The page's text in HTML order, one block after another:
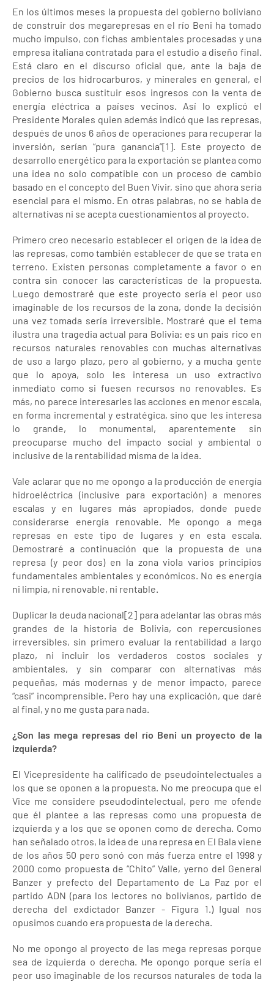
En los últimos meses la propuesta del gobierno boliviano
de construir dos megarepresas en el río Beni ha tomado
mucho impulso, con fichas ambientales procesadas y una
empresa italiana contratada para el estudio a diseño final.
Está claro en el discurso oficial que, ante la baja de
precios de los hidrocarburos, y minerales en general, el
Gobierno busca sustituir esos ingresos con la venta de
energía eléctrica a países vecinos. Así lo explicó el
Presidente Morales quien además indicó que las represas,
después de unos 6 años de operaciones para recuperar la
inversión, serían “pura ganancia”[1]. Este proyecto de
desarrollo energético para la exportación se plantea como
una idea no solo compatible con un proceso de cambio
basado en el concepto del Buen Vivir, sino que ahora sería
esencial para el mismo. En otras palabras, no se habla de
alternativas ni se acepta cuestionamientos al proyecto.
Primero creo necesario establecer el origen de la idea de
las represas, como también establecer de que se trata en
terreno. Existen personas completamente a favor o en
contra sin conocer las características de la propuesta.
Luego demostraré que este proyecto sería el peor uso
imaginable de los recursos de la zona, donde la decisión
una vez tomada sería irreversible. Mostraré que el tema
ilustra una tragedia actual para Bolivia: es un país rico en
recursos naturales renovables con muchas alternativas
de uso a largo plazo, pero al gobierno, y a mucha gente
que lo apoya, solo les interesa un uso extractivo
inmediato como si fuesen recursos no renovables. Es
más, no parece interesarles las acciones en menor escala,
en forma incremental y estratégica, sino que les interesa
lo grande, lo monumental, aparentemente sin
preocuparse mucho del impacto social y ambiental o
inclusive de la rentabilidad misma de la idea.
Vale aclarar que no me opongo a la producción de energía
hidroeléctrica (inclusive para exportación) a menores
escalas y en lugares más apropiados, donde puede
considerarse energía renovable. Me opongo a mega
represas en este tipo de lugares y en esta escala.
Demostraré a continuación que la propuesta de una
represa (y peor dos) en la zona viola varios principios
fundamentales ambientales y económicos. No es energía
ni limpia, ni renovable, ni rentable.
Duplicar la deuda nacional[2] para adelantar las obras más
grandes de la historia de Bolivia, con repercusiones
irreversibles, sin primero evaluar la rentabilidad a largo
plazo, ni incluir los verdaderos costos sociales y
ambientales, y sin comparar con alternativas más
pequeñas, más modernas y de menor impacto, parece
“casi” incomprensible. Pero hay una explicación, que daré
al final, y no me gusta para nada.
¿Son las mega represas del río Beni un proyecto de la
izquierda?
El Vicepresidente ha calificado de pseudointelectuales a
los que se oponen a la propuesta. No me preocupa que el
Vice me considere pseudodintelectual, pero me ofende
que él plantee a las represas como una propuesta de
izquierda y a los que se oponen como de derecha. Como
han señalado otros, la idea de una represa en El Bala viene
de los años 50 pero sonó con más fuerza entre el 1998 y
2000 como propuesta de “Chito” Valle, yerno del General
Banzer y prefecto del Departamento de La Paz por el
partido ADN (para los lectores no bolivianos, partido de
derecha del exdictador Banzer - Figura 1.) Igual nos
opusimos cuando era propuesta de la derecha.
No me opongo al proyecto de las mega represas porque
sea de izquierda o derecha. Me opongo porque sería el
peor uso imaginable de los recursos naturales de toda la